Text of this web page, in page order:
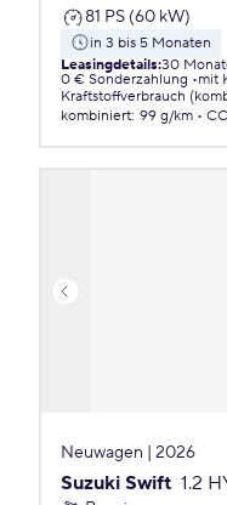
81 PS (60 kW)
in 3 bis 5 Monaten
Leasingdetails:30
0 € Sonderzahlung
mit
Kraftstoffverbrauch
kombiniert: 99 g/km
Neuwagen | 2026
Suzuki Swift 1.2